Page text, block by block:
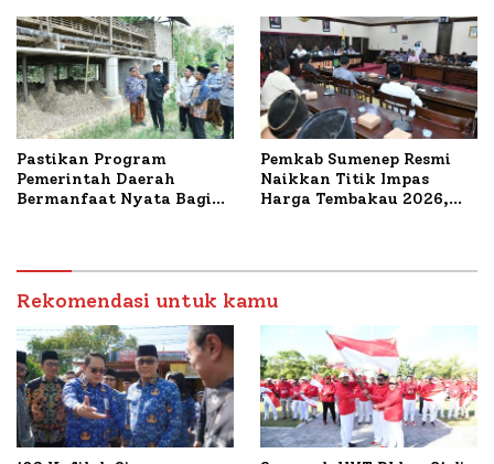
Pastikan Program
Pemerintah Daerah
Bermanfaat Nyata Bagi
Petelur di Desa Bataal
Timur
Pemkab Sumenep Resmi
Naikkan Titik Impas
Harga Tembakau 2026,
Rekomendasi untuk kamu